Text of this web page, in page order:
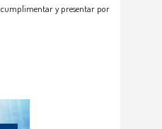
cumplimentar y presentar por